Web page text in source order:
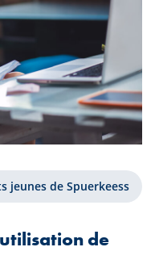
jeunes de Spuerkeess
de